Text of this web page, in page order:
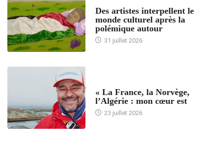
Des artistes interpellent le
monde culturel après la
polémique autour
31 juillet 2026
« La France, la Norvège,
l’Algérie : mon cœur est
23 juillet 2026